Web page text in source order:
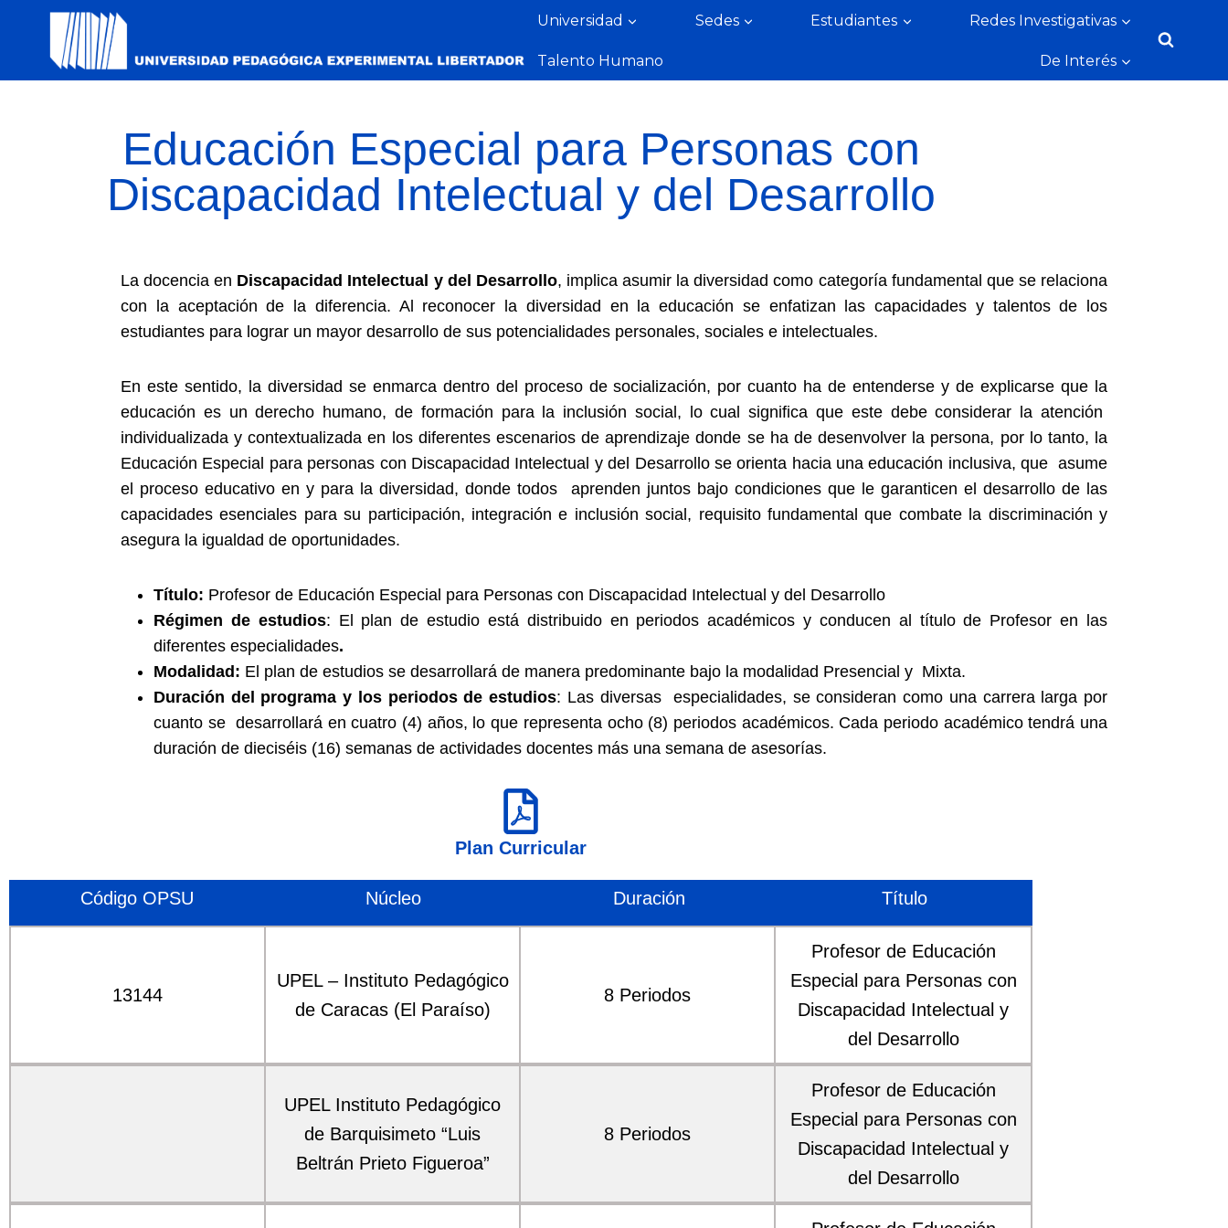
Universidad Sedes Estudiantes Redes Investigativas
Talento Humano De Interés
Educación Especial para Personas con
Discapacidad Intelectual y del Desarrollo
La docencia en Discapacidad Intelectual y del Desarrollo, implica asumir la diversidad como categoría fundamental que se relaciona
con la aceptación de la diferencia. Al reconocer la diversidad en la educación se enfatizan las capacidades y talentos de los
estudiantes para lograr un mayor desarrollo de sus potencialidades personales, sociales e intelectuales.
En este sentido, la diversidad se enmarca dentro del proceso de socialización, por cuanto ha de entenderse y de explicarse que la
educación es un derecho humano, de formación para la inclusión social, lo cual significa que este debe considerar la atención
individualizada y contextualizada en los diferentes escenarios de aprendizaje donde se ha de desenvolver la persona, por lo tanto, la
Educación Especial para personas con Discapacidad Intelectual y del Desarrollo se orienta hacia una educación inclusiva, que asume
el proceso educativo en y para la diversidad, donde todos aprenden juntos bajo condiciones que le garanticen el desarrollo de las
capacidades esenciales para su participación, integración e inclusión social, requisito fundamental que combate la discriminación y
asegura la igualdad de oportunidades.
Título: Profesor de Educación Especial para Personas con Discapacidad Intelectual y del Desarrollo
Régimen de estudios: El plan de estudio está distribuido en periodos académicos y conducen al título de Profesor en las
diferentes especialidades.
Modalidad: El plan de estudios se desarrollará de manera predominante bajo la modalidad Presencial y Mixta.
Duración del programa y los periodos de estudios: Las diversas especialidades, se consideran como una carrera larga por
cuanto se desarrollará en cuatro (4) años, lo que representa ocho (8) periodos académicos. Cada periodo académico tendrá una
duración de dieciséis (16) semanas de actividades docentes más una semana de asesorías.
Plan Curricular
Código OPSU Núcleo Duración Título
13144
UPEL – Instituto Pedagógico
de Caracas (El Paraíso)
8 Periodos
Profesor de Educación
Especial para Personas con
Discapacidad Intelectual y
del Desarrollo
UPEL Instituto Pedagógico
de Barquisimeto “Luis
Beltrán Prieto Figueroa”
8 Periodos
Profesor de Educación
Especial para Personas con
Discapacidad Intelectual y
del Desarrollo